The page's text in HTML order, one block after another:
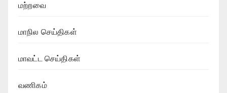
மற்றவை
மாநில செய்திகள்
மாவட்ட செய்திகள்
வணிகம்